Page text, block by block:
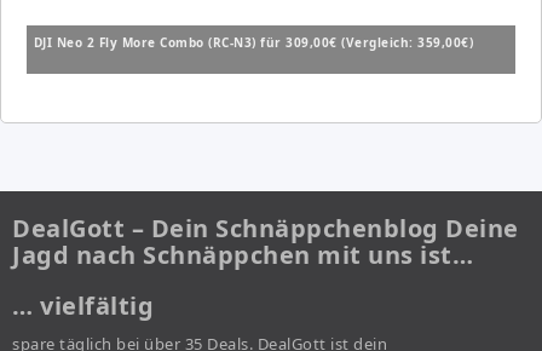
DJI Neo 2 Fly More Combo (RC-N3) für 309,00€ (Vergleich: 359,00€)
DealGott – Dein Schnäppchenblog Deine
Jagd nach Schnäppchen mit uns ist…
… vielfältig
spare täglich bei über 35 Deals. DealGott ist dein